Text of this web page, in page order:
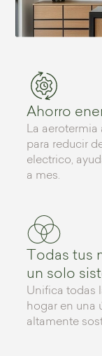
Ahorro
La
para reducir
electrico,
a mes.
Todas tus
un solo
Unifica todas
hogar en una
altamente